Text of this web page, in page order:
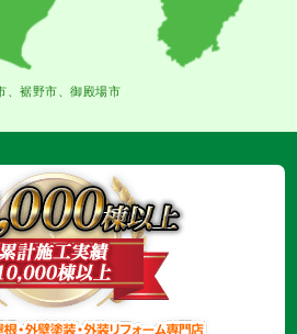
、裾野市、御殿場市